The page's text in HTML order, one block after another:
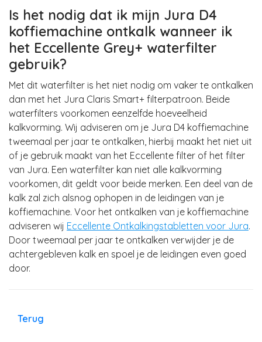
Is het nodig dat ik mijn Jura D4
koffiemachine ontkalk wanneer ik
het Eccellente Grey+ waterfilter
gebruik?
Met dit waterfilter is het niet nodig om vaker te ontkalken
dan met het Jura Claris Smart+ filterpatroon. Beide
waterfilters voorkomen eenzelfde hoeveelheid
kalkvorming. Wij adviseren om je Jura D4 koffiemachine
tweemaal per jaar te ontkalken, hierbij maakt het niet uit
of je gebruik maakt van het Eccellente filter of het filter
van Jura. Een waterfilter kan niet alle kalkvorming
voorkomen, dit geldt voor beide merken. Een deel van de
kalk zal zich alsnog ophopen in de leidingen van je
koffiemachine. Voor het ontkalken van je koffiemachine
adviseren wij Eccellente Ontkalkingstabletten voor Jura.
Door tweemaal per jaar te ontkalken verwijder je de
achtergebleven kalk en spoel je de leidingen even goed
door.
Terug